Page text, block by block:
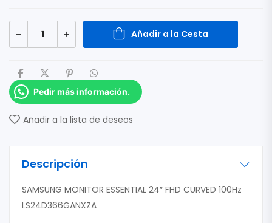
Añadir a la Cesta
Pedir más información.
Añadir a la lista de deseos
Descripción
SAMSUNG MONITOR ESSENTIAL 24″ FHD CURVED 100Hz
LS24D366GANXZA